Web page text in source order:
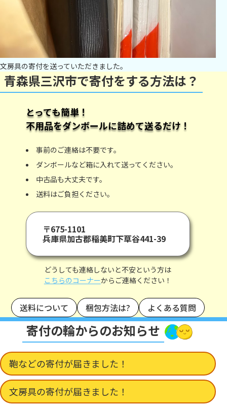
文房具の寄付を送っていただきました。
青森県三沢市で寄付をする方法は？
とっても簡単！
不用品をダンボールに詰めて送るだけ！
事前のご連絡は不要です。
ダンボールなど箱に入れて送ってください。
中古品も大丈夫です。
送料はご負担ください。
〒675-1101
兵庫県加古郡稲美町下草谷441-39
どうしても連絡しないと不安という方は
こちらのコーナーからご連絡ください！
送料について 梱包方法は? よくある質問
寄付の輪からのお知らせ
鞄などの寄付が届きました！
文房具の寄付が届きました！